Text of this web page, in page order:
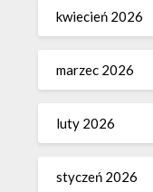
kwiecień 2026
marzec 2026
luty 2026
styczeń 2026